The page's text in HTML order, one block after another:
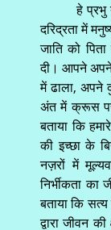
हे प्रभु
दरिद्रता में
जाति को
दी। आपने अपने
में ढाला, अपने
अंत में क्रूस पर
बताया कि
की इच्छा के
नज़रों में
निर्भीकता
बताया कि
द्वारा जीवन